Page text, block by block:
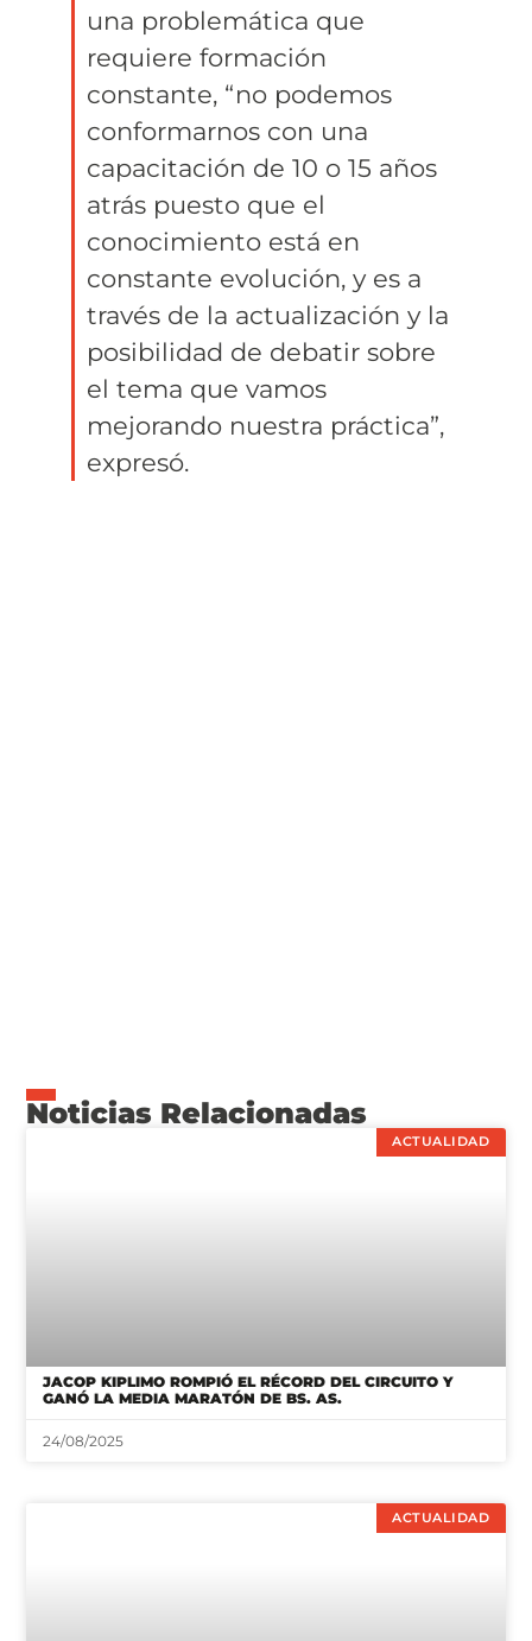
una problemática que
requiere formación
constante, “no podemos
conformarnos con una
capacitación de 10 o 15 años
atrás puesto que el
conocimiento está en
constante evolución, y es a
través de la actualización y la
posibilidad de debatir sobre
el tema que vamos
mejorando nuestra práctica”,
expresó.
Noticias Relacionadas
ACTUALIDAD
JACOP KIPLIMO ROMPIÓ EL RÉCORD DEL CIRCUITO Y
GANÓ LA MEDIA MARATÓN DE BS. AS.
24/08/2025
ACTUALIDAD